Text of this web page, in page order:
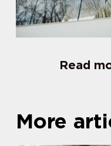
Read
More